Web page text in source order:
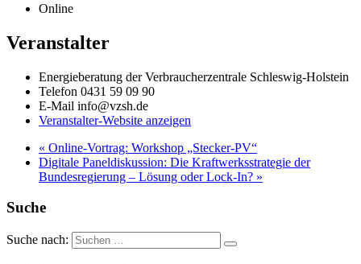
Online
Veranstalter
Energieberatung der Verbraucherzentrale Schleswig-Holstein
Telefon 0431 59 09 90
E-Mail info@vzsh.de
Veranstalter-Website anzeigen
« Online-Vortrag: Workshop „Stecker-PV“
Digitale Paneldiskussion: Die Kraftwerksstrategie der
Bundesregierung – Lösung oder Lock-In? »
Suche
Suche nach: